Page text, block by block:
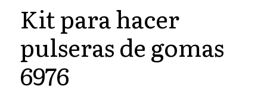
Kit para hacer
pulseras de gomas
6976